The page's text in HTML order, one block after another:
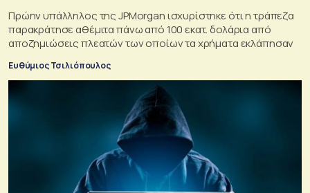
Πρώην υπάλληλος της JPMorgan ισχυρίστηκε ότι η τράπεζα
παρακράτησε αθέμιτα πάνω από 100 εκατ. δολάρια από
αποζημιώσεις πλεατών των οποίων τα χρήματα εκλάπησαν
Ευθύμιος Τσιλιόπουλος